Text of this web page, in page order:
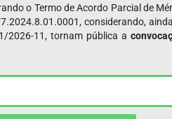
o Termo de Acordo Parcial de
considerando,
2026-11, tornam pública a